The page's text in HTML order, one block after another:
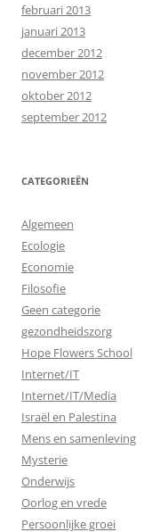
februari 2013
januari 2013
december 2012
november 2012
oktober 2012
september 2012
CATEGORIEËN
Algemeen
Ecologie
Economie
Filosofie
Geen categorie
gezondheidszorg
Hope Flowers School
Internet/IT
Internet/IT/Media
Israël en Palestina
Mens en samenleving
Mysterie
Onderwijs
Oorlog en vrede
Persoonlijke groei